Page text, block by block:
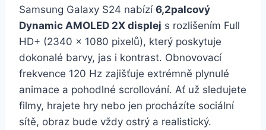
Samsung Galaxy S24 nabízí 6,2palcový
Dynamic AMOLED 2X displej s rozlišením Full
HD+ (2340 x 1080 pixelů), který poskytuje
dokonalé barvy, jas i kontrast. Obnovovací
frekvence 120 Hz zajišťuje extrémně plynulé
animace a pohodlné scrollování. Ať už sledujete
filmy, hrajete hry nebo jen procházíte sociální
sítě, obraz bude vždy ostrý a realistický.